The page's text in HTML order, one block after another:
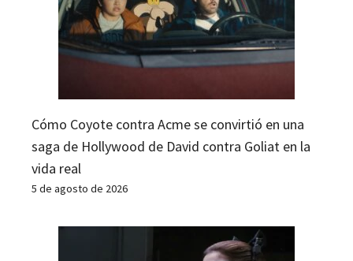
Cómo Coyote contra Acme se convirtió en una
saga de Hollywood de David contra Goliat en la
vida real
5 de agosto de 2026